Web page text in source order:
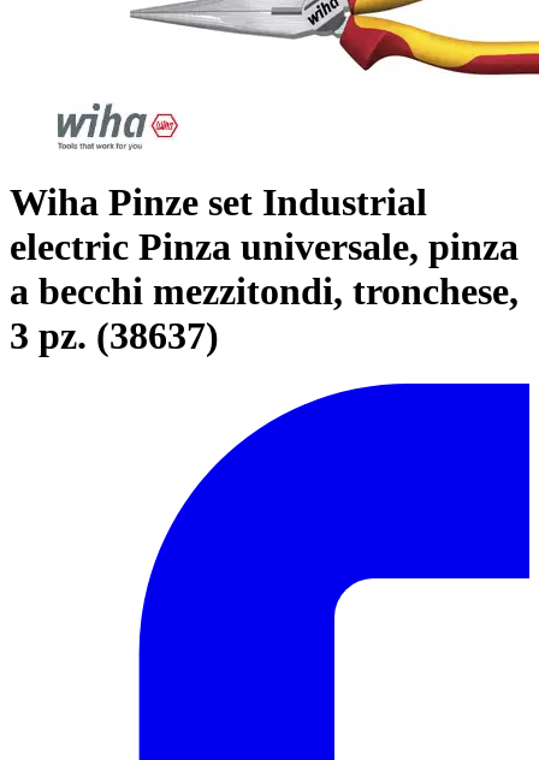
Wiha Pinze set Industrial
electric Pinza universale, pinza
a becchi mezzitondi, tronchese,
3 pz. (38637)